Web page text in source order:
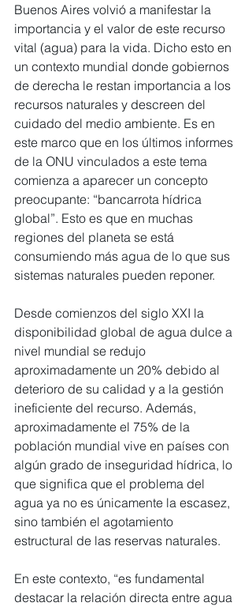
Buenos Aires volvió a manifestar la
importancia y el valor de este recurso
vital (agua) para la vida. Dicho esto en
un contexto mundial donde gobiernos
de derecha le restan importancia a los
recursos naturales y descreen del
cuidado del medio ambiente. Es en
este marco que en los últimos informes
de la ONU vinculados a este tema
comienza a aparecer un concepto
preocupante: “bancarrota hídrica
global”. Esto es que en muchas
regiones del planeta se está
consumiendo más agua de lo que sus
sistemas naturales pueden reponer.
Desde comienzos del siglo XXI la
disponibilidad global de agua dulce a
nivel mundial se redujo
aproximadamente un 20% debido al
deterioro de su calidad y a la gestión
ineficiente del recurso. Además,
aproximadamente el 75% de la
población mundial vive en países con
algún grado de inseguridad hídrica, lo
que significa que el problema del
agua ya no es únicamente la escasez,
sino también el agotamiento
estructural de las reservas naturales.
En este contexto, “es fundamental
destacar la relación directa entre agua